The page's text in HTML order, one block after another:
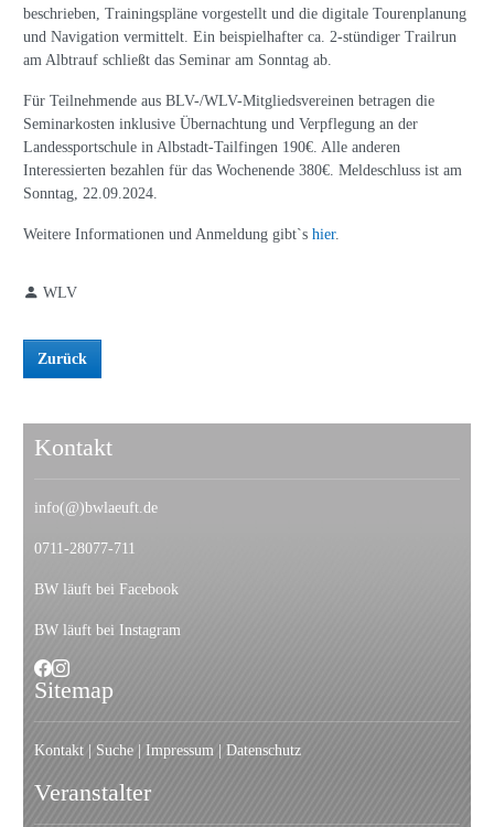
beschrieben, Trainingspläne vorgestellt und die digitale Tourenplanung
und Navigation vermittelt. Ein beispielhafter ca. 2-stündiger Trailrun
am Albtrauf schließt das Seminar am Sonntag ab.
Für Teilnehmende aus BLV-/WLV-Mitgliedsvereinen betragen die
Seminarkosten inklusive Übernachtung und Verpflegung an der
Landessportschule in Albstadt-Tailfingen 190€. Alle anderen
Interessierten bezahlen für das Wochenende 380€. Meldeschluss ist am
Sonntag, 22.09.2024.
Weitere Informationen und Anmeldung gibt`s hier.
WLV
Zurück
Kontakt
info(@)bwlaeuft.de
0711-28077-711
BW läuft bei Facebook
BW läuft bei Instagram
Sitemap
Kontakt Suche Impressum Datenschutz
Veranstalter